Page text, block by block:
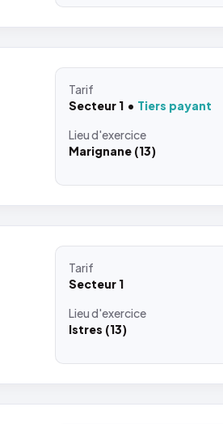
Tarif
Secteur 1
Tiers payant
Lieud'exercice
Marignane (13)
Tarif
Secteur 1
Lieud'exercice
Istres (13)